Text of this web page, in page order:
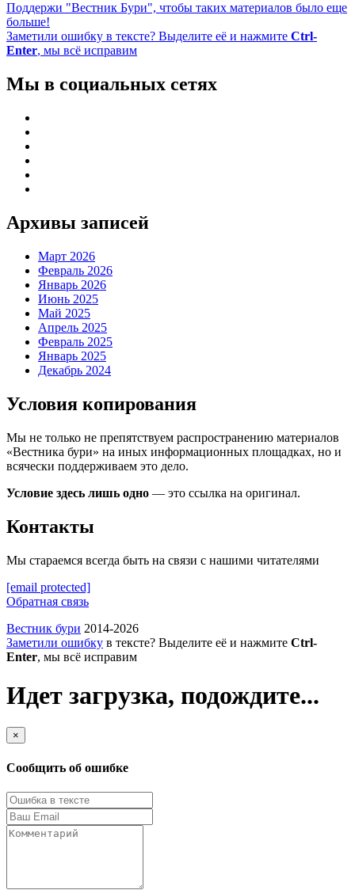
Поддержи "Вестник Бури", чтобы таких материалов было еще
больше!
Заметили ошибку в тексте? Выделите её и нажмите Ctrl-
Enter, мы всё исправим
Мы в социальных сетях
Архивы записей
Март 2026
Февраль 2026
Январь 2026
Июнь 2025
Май 2025
Апрель 2025
Февраль 2025
Январь 2025
Декабрь 2024
Условия копирования
Мы не только не препятствуем распространению материалов
«Вестника бури» на иных информационных площадках, но и
всячески поддерживаем это дело.
Условие здесь лишь одно — это ссылка на оригинал.
Контакты
Мы стараемся всегда быть на связи с нашими читателями
[email protected]
Обратная связь
Вестник бури 2014-2026
Заметили ошибку в тексте? Выделите её и нажмите Ctrl-
Enter, мы всё исправим
Идет загрузка, подождите...
×
Сообщить об ошибке